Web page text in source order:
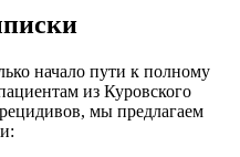
начало пути к полному
из Куровского
мы предлагаем